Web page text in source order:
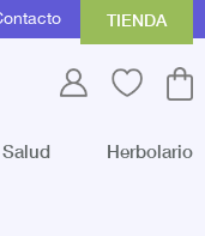
TIENDA
Salud Herbolario